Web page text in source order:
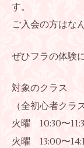
す。
ご入会の方はな
ぜひフラの体験
対象のクラス
（全初心者クラス
火曜 10:30〜
火曜 13:00〜